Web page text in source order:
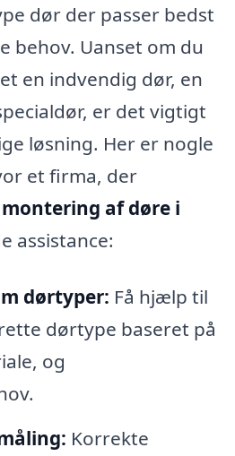
dør der passer bedst
behov. Uanset om du
en indvendig dør, en
er det vigtigt
løsning. Her er nogle
et firma, der
montering af døre i
assistance:
dørtyper: Få hjælp til
dørtype baseret på
og
Korrekte